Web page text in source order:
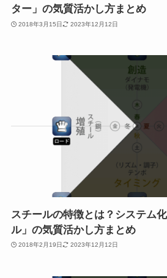
ター」の気質活かし方まとめ
2018年3月15日 2023年12月12日
スチールの特徴とは？システム
ル」の気質活かし方まとめ
2018年2月19日 2023年12月12日